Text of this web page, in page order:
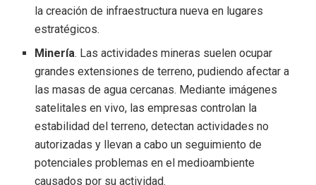
la creación de infraestructura nueva en lugares
estratégicos.
Minería. Las actividades mineras suelen ocupar
grandes extensiones de terreno, pudiendo afectar a
las masas de agua cercanas. Mediante imágenes
satelitales en vivo, las empresas controlan la
estabilidad del terreno, detectan actividades no
autorizadas y llevan a cabo un seguimiento de
potenciales problemas en el medioambiente
causados por su actividad.